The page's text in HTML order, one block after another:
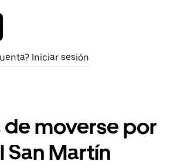
Iniciar sesión
de moverse por
San Martín